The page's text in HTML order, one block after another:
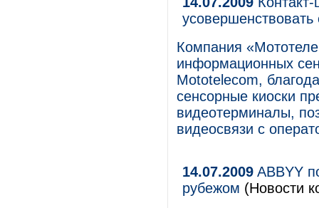
усовершенствовать
Компания
информационных
Mototelecom,
сенсорные киоски
видеотерминалы,
видеосвязи с
14.07.2009 ABBYY
рубежом (Новости